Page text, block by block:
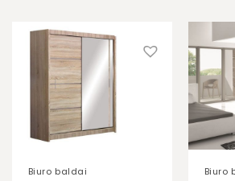
Biuro baldai Biuro